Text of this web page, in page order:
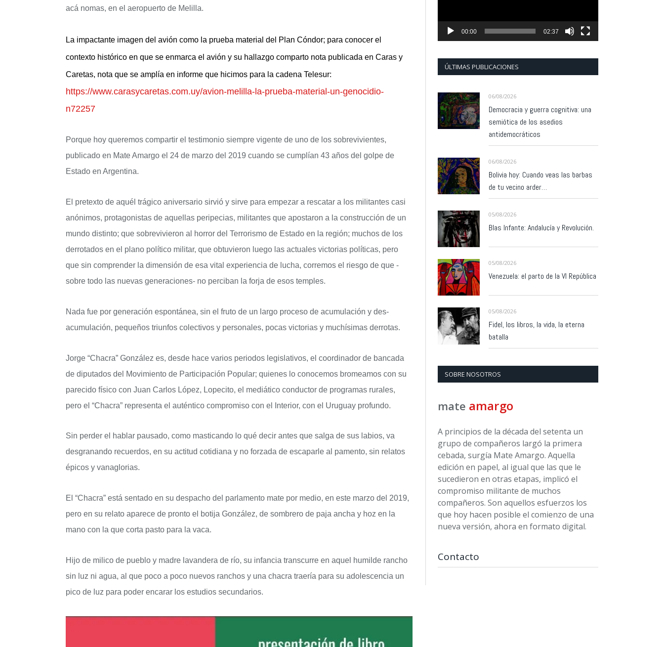
acá nomas, en el aeropuerto de Melilla.
La impactante imagen del avión como la prueba material del Plan Cóndor; para conocer el
contexto histórico en que se enmarca el avión y su hallazgo comparto nota publicada en Caras y
Caretas, nota que se amplía en informe que hicimos para la cadena Telesur:
https://www.carasycaretas.com.uy/avion-melilla-la-prueba-material-un-genocidio-
n72257
Porque hoy queremos compartir el testimonio siempre vigente de uno de los sobrevivientes,
publicado en Mate Amargo el 24 de marzo del 2019 cuando se cumplían 43 años del golpe de
Estado en Argentina.
El pretexto de aquél trágico aniversario sirvió y sirve para empezar a rescatar a los militantes casi
anónimos, protagonistas de aquellas peripecias, militantes que apostaron a la construcción de un
mundo distinto; que sobrevivieron al horror del Terrorismo de Estado en la región; muchos de los
derrotados en el plano político militar, que obtuvieron luego las actuales victorias políticas, pero
que sin comprender la dimensión de esa vital experiencia de lucha, corremos el riesgo de que -
sobre todo las nuevas generaciones- no perciban la forja de esos temples.
Nada fue por generación espontánea, sin el fruto de un largo proceso de acumulación y des-
acumulación, pequeños triunfos colectivos y personales, pocas victorias y muchísimas derrotas.
Jorge “Chacra” González es, desde hace varios periodos legislativos, el coordinador de bancada
de diputados del Movimiento de Participación Popular; quienes lo conocemos bromeamos con su
parecido físico con Juan Carlos López, Lopecito, el mediático conductor de programas rurales,
pero el “Chacra” representa el auténtico compromiso con el Interior, con el Uruguay profundo.
Sin perder el hablar pausado, como masticando lo qué decir antes que salga de sus labios, va
desgranando recuerdos, en su actitud cotidiana y no forzada de escaparle al pamento, sin relatos
épicos y vanaglorias.
El “Chacra” está sentado en su despacho del parlamento mate por medio, en este marzo del 2019,
pero en su relato aparece de pronto el botija González, de sombrero de paja ancha y hoz en la
mano con la que corta pasto para la vaca.
Hijo de milico de pueblo y madre lavandera de río, su infancia transcurre en aquel humilde rancho
sin luz ni agua, al que poco a poco nuevos ranchos y una chacra traería para su adolescencia un
pico de luz para poder encarar los estudios secundarios.
00:00 02:37
ÚLTIMAS PUBLICACIONES
06/08/2026
Democracia y guerra cognitiva: una
semiótica de los asedios
antidemocráticos
06/08/2026
Bolivia hoy: Cuando veas las barbas
de tu vecino arder…
05/08/2026
Blas Infante: Andalucía y Revolución.
05/08/2026
Venezuela: el parto de la VI República
05/08/2026
Fidel, los libros, la vida, la eterna
batalla
SOBRE NOSOTROS
mate amargo
A principios de la década del setenta un
grupo de compañeros largó la primera
cebada, surgía Mate Amargo. Aquella
edición en papel, al igual que las que le
sucedieron en otras etapas, implicó el
compromiso militante de muchos
compañeros. Son aquellos esfuerzos los
que hoy hacen posible el comienzo de una
nueva versión, ahora en formato digital.
Contacto